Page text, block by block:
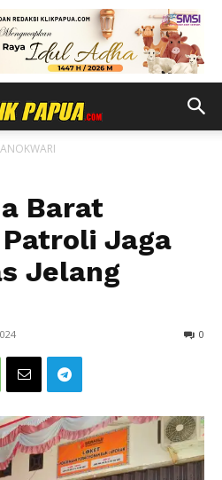
Barat
Jaga
Jelang
0